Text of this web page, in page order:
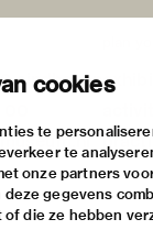
cookies
te
te
onze partners
gegevens
die ze hebben
eindhoven